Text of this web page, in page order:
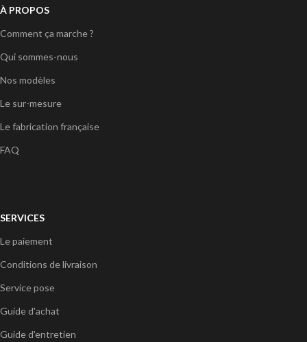
À PROPOS
Comment ça marche ?
Qui sommes-nous
Nos modèles
Le sur-mesure
Le fabrication française
FAQ
SERVICES
Le paiement
Conditions de livraison
Service pose
Guide d'achat
Guide d'entretien